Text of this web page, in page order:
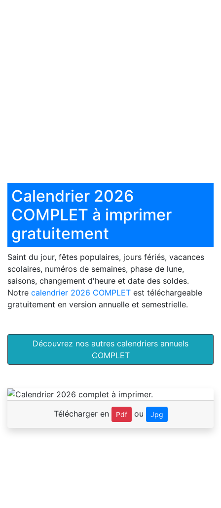
Calendrier 2026
COMPLET à imprimer
gratuitement
Saint du jour, fêtes populaires, jours fériés, vacances
scolaires, numéros de semaines, phase de lune,
saisons, changement d'heure et date des soldes.
Notre calendrier 2026 COMPLET est téléchargeable
gratuitement en version annuelle et semestrielle.
Découvrez nos autres calendriers annuels
COMPLET
Télécharger en Pdf ou Jpg